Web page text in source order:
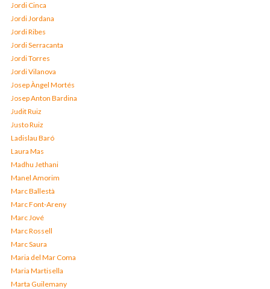
Jordi Cinca
Jordi Jordana
Jordi Ribes
Jordi Serracanta
Jordi Torres
Jordi Vilanova
Josep Àngel Mortés
Josep Anton Bardina
Judit Ruiz
Justo Ruiz
Ladislau Baró
Laura Mas
Madhu Jethani
Manel Amorim
Marc Ballestà
Marc Font-Areny
Marc Jové
Marc Rossell
Marc Saura
Maria del Mar Coma
Maria Martisella
Marta Guilemany